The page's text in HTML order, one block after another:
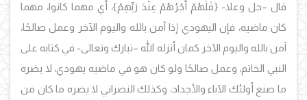
قال –جل وعلا- {فَلَهُمْ أَجْرُهُمْ عِنْدَ رَبِّهِمْ}، أي مهما كانوا، مهما
كان ماضيه، فإن اليهودي إذا آمن بالله واليوم الآخر وعمل صالحًا،
آمن بالله واليوم الآخر كمان أنزله الله –تبارك وتعالى- في كتابه على
النبي الخاتم، وعمل صالحًا ولو كان هو في ماضيه يهودي، لا يضره
ما صنع أولئك الآباء والأجداد، وكذلك النصراني لا يضره ما كان من